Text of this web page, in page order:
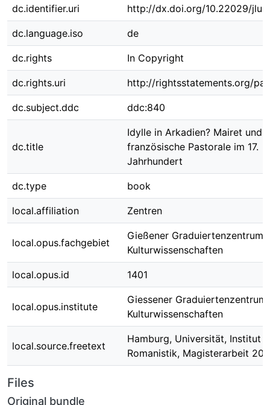
dc.identifier.uri http://dx.doi.org/10.22029/
dc.language.iso de
dc.rights In Copyright
dc.rights.uri http://rightsstatements.org/
dc.subject.ddc ddc:840
dc.title
Idylle in Arkadien? Mairet und
französische Pastorale im 17.
Jahrhundert
dc.type book
local.affiliation Zentren
local.opus.fachgebiet
Gießener Graduiertenzentrum
Kulturwissenschaften
local.opus.id 1401
local.opus.institute
Giessener Graduiertenzentrum
Kulturwissenschaften
local.source.freetext
Hamburg, Universität, Institut
Romanistik, Magisterarbeit
Files
Original bundle